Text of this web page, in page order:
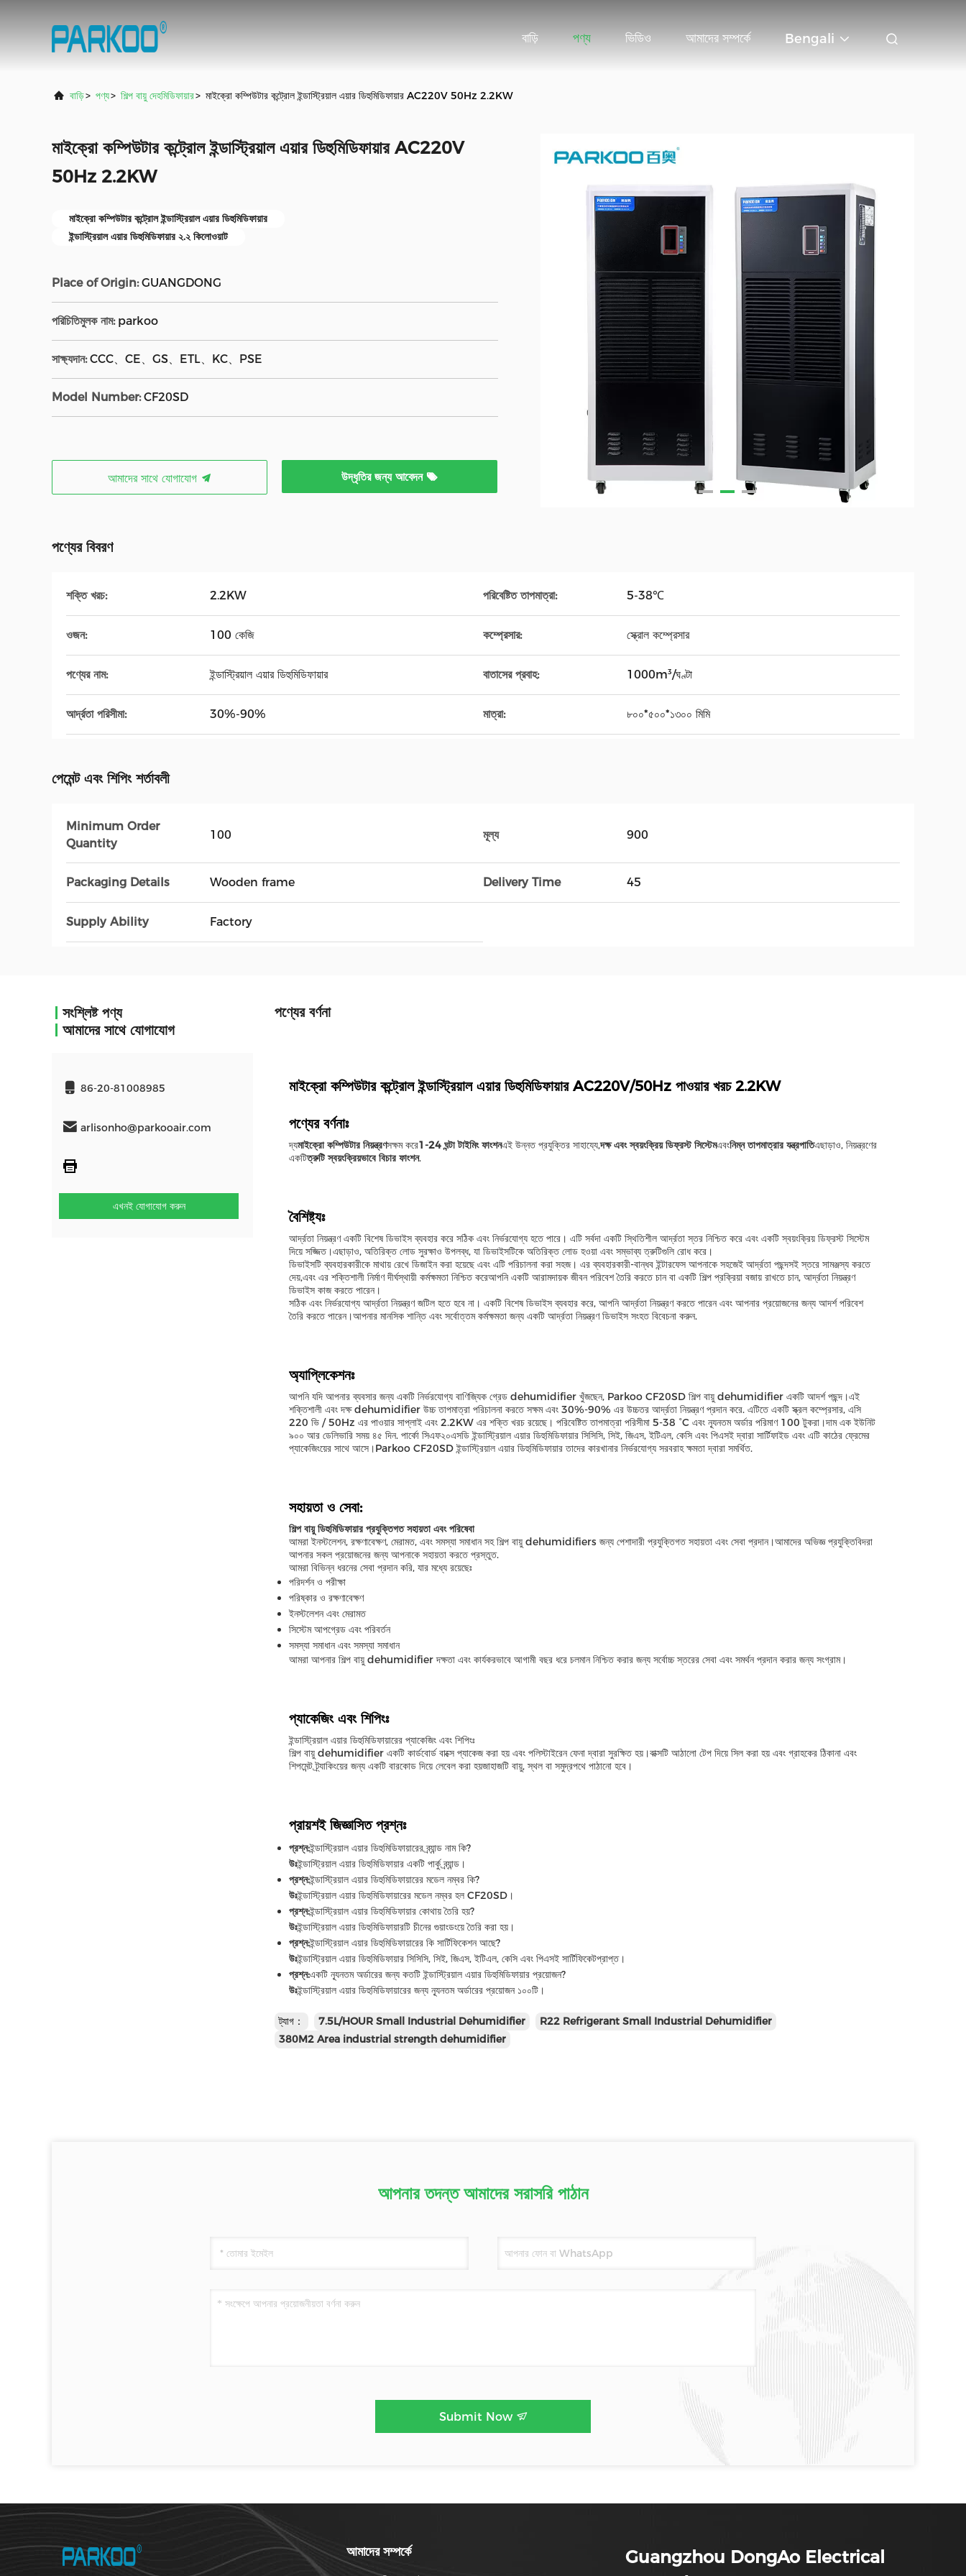
বাড়ি পণ্য ভিডিও আমাদের সম্পর্কে Bengali
বাড়ি> পণ্য> শিল্প বায়ু দেহমিডিফায়ার> মাইক্রো কম্পিউটার কন্ট্রোল ইন্ডাস্ট্রিয়াল এয়ার ডিহুমিডিফায়ার AC220V 50Hz 2.2KW
মাইক্রো কম্পিউটার কন্ট্রোল ইন্ডাস্ট্রিয়াল এয়ার ডিহুমিডিফায়ার AC220V
50Hz 2.2KW
মাইক্রো কম্পিউটার কন্ট্রোল ইন্ডাস্ট্রিয়াল এয়ার ডিহুমিডিফায়ার
ইন্ডাস্ট্রিয়াল এয়ার ডিহুমিডিফায়ার ২.২ কিলোওয়াট
Place of Origin: GUANGDONG
পরিচিতিমুলক নাম: parkoo
সাক্ষ্যদান: CCC、CE、GS、ETL、KC、PSE
Model Number: CF20SD
আমাদের সাথে যোগাযোগ উদ্ধৃতির জন্য আবেদন
পণ্যের বিবরণ
শক্তি খরচ: 2.2KW পরিবেষ্টিত তাপমাত্রা: 5-38℃
ওজন: 100 কেজি কম্প্রেসার: স্ক্রোল কম্প্রেসার
পণ্যের নাম: ইন্ডাস্ট্রিয়াল এয়ার ডিহুমিডিফায়ার বাতাসের প্রবাহ: 1000m³/ঘণ্টা
আর্দ্রতা পরিসীমা: 30%-90% মাত্রা: ৮০০*৫০০*১৩০০ মিমি
পেমেন্ট এবং শিপিং শর্তাবলী
Minimum Order
Quantity
100 মূল্য 900
Packaging Details Wooden frame Delivery Time 45
Supply Ability Factory
সংশ্লিষ্ট পণ্য
আমাদের সাথে যোগাযোগ
86-20-81008985
arlisonho@parkooair.com
এখনই যোগাযোগ করুন
পণ্যের বর্ণনা
মাইক্রো কম্পিউটার কন্ট্রোল ইন্ডাস্ট্রিয়াল এয়ার ডিহুমিডিফায়ার AC220V/50Hz পাওয়ার খরচ 2.2KW
পণ্যের বর্ণনাঃ
দ্যমাইক্রো কম্পিউটার নিয়ন্ত্রণসক্ষম করে1-24 ঘন্টা টাইমিং ফাংশনএই উন্নত প্রযুক্তির সাহায্যে,দক্ষ এবং স্বয়ংক্রিয় ডিফ্রস্ট সিস্টেমএবংনিম্ন তাপমাত্রার যন্ত্রপাতিএছাড়াও, নিয়ন্ত্রণের
একটিত্রুটি স্বয়ংক্রিয়ভাবে বিচার ফাংশন.
বৈশিষ্ট্যঃ
আর্দ্রতা নিয়ন্ত্রণ একটি বিশেষ ডিভাইস ব্যবহার করে সঠিক এবং নির্ভরযোগ্য হতে পারে। এটি সর্বদা একটি স্থিতিশীল আর্দ্রতা স্তর নিশ্চিত করে এবং একটি স্বয়ংক্রিয় ডিফ্রস্ট সিস্টেম
দিয়ে সজ্জিত।এছাড়াও, অতিরিক্ত লোড সুরক্ষাও উপলব্ধ, যা ডিভাইসটিকে অতিরিক্ত লোড হওয়া এবং সম্ভাব্য ত্রুটিগুলি রোধ করে।
ডিভাইসটি ব্যবহারকারীকে মাথায় রেখে ডিজাইন করা হয়েছে এবং এটি পরিচালনা করা সহজ। এর ব্যবহারকারী-বান্ধব ইন্টারফেস আপনাকে সহজেই আর্দ্রতা পছন্দসই স্তরে সামঞ্জস্য করতে
দেয়,এবং এর শক্তিশালী নির্মাণ দীর্ঘস্থায়ী কর্মক্ষমতা নিশ্চিত করেআপনি একটি আরামদায়ক জীবন পরিবেশ তৈরি করতে চান বা একটি শিল্প প্রক্রিয়া বজায় রাখতে চান, আর্দ্রতা নিয়ন্ত্রণ
ডিভাইস কাজ করতে পারেন।
সঠিক এবং নির্ভরযোগ্য আর্দ্রতা নিয়ন্ত্রণ জটিল হতে হবে না। একটি বিশেষ ডিভাইস ব্যবহার করে, আপনি আর্দ্রতা নিয়ন্ত্রণ করতে পারেন এবং আপনার প্রয়োজনের জন্য আদর্শ পরিবেশ
তৈরি করতে পারেন।আপনার মানসিক শান্তি এবং সর্বোত্তম কর্মক্ষমতা জন্য একটি আর্দ্রতা নিয়ন্ত্রণ ডিভাইস সংহত বিবেচনা করুন.
অ্যাপ্লিকেশনঃ
আপনি যদি আপনার ব্যবসার জন্য একটি নির্ভরযোগ্য বাণিজ্যিক গ্রেড dehumidifier খুঁজছেন, Parkoo CF20SD শিল্প বায়ু dehumidifier একটি আদর্শ পছন্দ।এই
শক্তিশালী এবং দক্ষ dehumidifier উচ্চ তাপমাত্রা পরিচালনা করতে সক্ষম এবং 30%-90% এর উচ্চতর আর্দ্রতা নিয়ন্ত্রণ প্রদান করে. এটিতে একটি স্ক্রল কম্প্রেসার, এসি
220 ভি / 50Hz এর পাওয়ার সাপ্লাই এবং 2.2KW এর শক্তি খরচ রয়েছে। পরিবেষ্টিত তাপমাত্রা পরিসীমা 5-38 °C এবং ন্যূনতম অর্ডার পরিমাণ 100 টুকরা।দাম এক ইউনিট
৯০০ আর ডেলিভারি সময় ৪৫ দিন. পার্কো সিএফ২০এসডি ইন্ডাস্ট্রিয়াল এয়ার ডিহুমিডিফায়ার সিসিসি, সিই, জিএস, ইটিএল, কেসি এবং পিএসই দ্বারা সার্টিফাইড এবং এটি কাঠের ফ্রেমের
প্যাকেজিংয়ের সাথে আসে।Parkoo CF20SD ইন্ডাস্ট্রিয়াল এয়ার ডিহুমিডিফায়ার তাদের কারখানার নির্ভরযোগ্য সরবরাহ ক্ষমতা দ্বারা সমর্থিত.
সহায়তা ও সেবা:
শিল্প বায়ু ডিহুমিডিফায়ার প্রযুক্তিগত সহায়তা এবং পরিষেবা
আমরা ইনস্টলেশন, রক্ষণাবেক্ষণ, মেরামত, এবং সমস্যা সমাধান সহ শিল্প বায়ু dehumidifiers জন্য পেশাদারী প্রযুক্তিগত সহায়তা এবং সেবা প্রদান।আমাদের অভিজ্ঞ প্রযুক্তিবিদরা
আপনার সকল প্রয়োজনের জন্য আপনাকে সহায়তা করতে প্রস্তুত.
আমরা বিভিন্ন ধরনের সেবা প্রদান করি, যার মধ্যে রয়েছেঃ
পরিদর্শন ও পরীক্ষা
পরিষ্কার ও রক্ষণাবেক্ষণ
ইনস্টলেশন এবং মেরামত
সিস্টেম আপগ্রেড এবং পরিবর্তন
সমস্যা সমাধান এবং সমস্যা সমাধান
আমরা আপনার শিল্প বায়ু dehumidifier দক্ষতা এবং কার্যকরভাবে আগামী বছর ধরে চলমান নিশ্চিত করার জন্য সর্বোচ্চ স্তরের সেবা এবং সমর্থন প্রদান করার জন্য সংগ্রাম।
প্যাকেজিং এবং শিপিংঃ
ইন্ডাস্ট্রিয়াল এয়ার ডিহুমিডিফায়ারের প্যাকেজিং এবং শিপিংঃ
শিল্প বায়ু dehumidifier একটি কার্ডবোর্ড বাক্সে প্যাকেজ করা হয় এবং পলিস্টাইরেন ফেনা দ্বারা সুরক্ষিত হয়।বাক্সটি আঠালো টেপ দিয়ে সিল করা হয় এবং গ্রাহকের ঠিকানা এবং
শিপমেন্ট ট্র্যাকিংয়ের জন্য একটি বারকোড দিয়ে লেবেল করা হয়জাহাজটি বায়ু, স্থল বা সমুদ্রপথে পাঠানো হবে।
প্রায়শই জিজ্ঞাসিত প্রশ্নঃ
প্রশ্ন:ইন্ডাস্ট্রিয়াল এয়ার ডিহুমিডিফায়ারের ব্র্যান্ড নাম কি?
উঃইন্ডাস্ট্রিয়াল এয়ার ডিহুমিডিফায়ার একটি পার্কু ব্র্যান্ড।
প্রশ্ন:ইন্ডাস্ট্রিয়াল এয়ার ডিহুমিডিফায়ারের মডেল নম্বর কি?
উঃইন্ডাস্ট্রিয়াল এয়ার ডিহুমিডিফায়ারের মডেল নম্বর হল CF20SD।
প্রশ্ন:ইন্ডাস্ট্রিয়াল এয়ার ডিহুমিডিফায়ার কোথায় তৈরি হয়?
উঃইন্ডাস্ট্রিয়াল এয়ার ডিহুমিডিফায়ারটি চীনের গুয়াংডংয়ে তৈরি করা হয়।
প্রশ্ন:ইন্ডাস্ট্রিয়াল এয়ার ডিহুমিডিফায়ারের কি সার্টিফিকেশন আছে?
উঃইন্ডাস্ট্রিয়াল এয়ার ডিহুমিডিফায়ার সিসিসি, সিই, জিএস, ইটিএল, কেসি এবং পিএসই সার্টিফিকেটপ্রাপ্ত।
প্রশ্ন:একটি ন্যূনতম অর্ডারের জন্য কতটি ইন্ডাস্ট্রিয়াল এয়ার ডিহুমিডিফায়ার প্রয়োজন?
উঃইন্ডাস্ট্রিয়াল এয়ার ডিহুমিডিফায়ারের জন্য ন্যূনতম অর্ডারের প্রয়োজন ১০০টি।
ট্যাগ： 7.5L/HOUR Small Industrial Dehumidifier
R22 Refrigerant Small Industrial Dehumidifier
380M2 Area industrial strength dehumidifier
আপনার তদন্ত আমাদের সরাসরি পাঠান
Submit Now
আমাদের সম্পর্কে
Guangzhou DongAo Electrical